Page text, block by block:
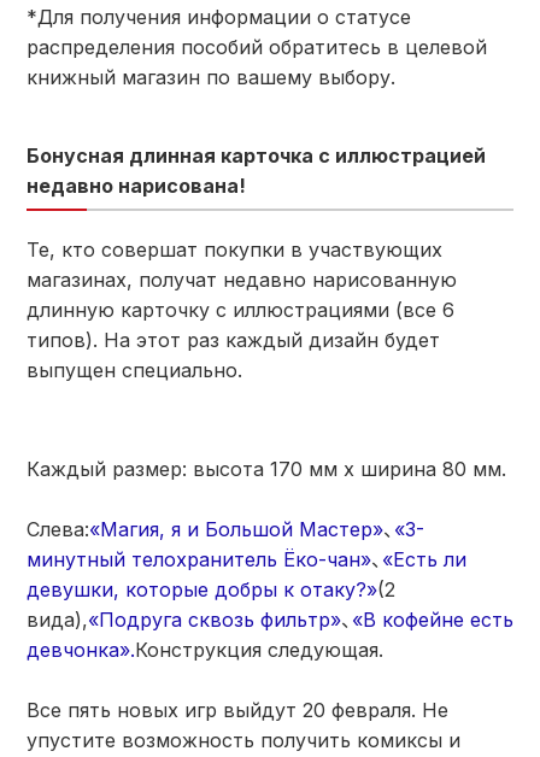
*Для получения информации о статусе
распределения пособий обратитесь в целевой
книжный магазин по вашему выбору.
Бонусная длинная карточка с иллюстрацией
недавно нарисована!
Те, кто совершат покупки в участвующих
магазинах, получат недавно нарисованную
длинную карточку с иллюстрациями (все 6
типов). На этот раз каждый дизайн будет
выпущен специально.
Каждый размер: высота 170 мм x ширина 80 мм.
Слева:«Магия, я и Большой Мастер»、 «3-
минутный телохранитель Ёко-чан»、 «Есть ли
девушки, которые добры к отаку?»(2
вида),«Подруга сквозь фильтр»、 «В кофейне есть
девчонка».Конструкция следующая.
Все пять новых игр выйдут 20 февраля. Не
упустите возможность получить комиксы и